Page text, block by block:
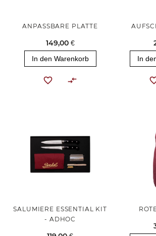
ANPASSBARE PLATTE
149,00 €
In den Warenkorb In
SALUMIERE ESSENTIAL KIT
- ADHOC